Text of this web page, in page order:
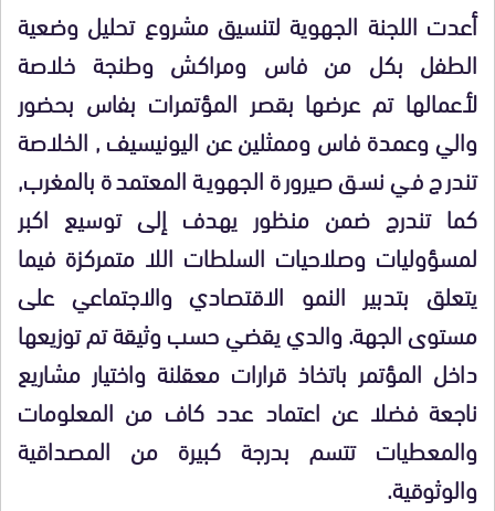
أعدت اللجنة الجهوية لتنسيق مشروع تحليل وضعية
الطفل بكل من فاس ومراكش وطنجة خلاصة
لأعمالها تم عرضها بقصر المؤتمرات بفاس بحضور
والي وعمدة فاس وممثلين عن اليونيسيف , الخلاصة
تندرج في نسق صيرورة الجهوية المعتمدة بالمغرب,
كما تندرج ضمن منظور يهدف إلى توسيع اكبر
لمسؤوليات وصلاحيات السلطات اللا متمركزة فيما
يتعلق بتدبير النمو الاقتصادي والاجتماعي على
مستوى الجهة. والدي يقضي حسب وثيقة تم توزيعها
داخل المؤتمر باتخاذ قرارات معقلنة واختيار مشاريع
ناجعة فضلا عن اعتماد عدد كاف من المعلومات
والمعطيات تتسم بدرجة كبيرة من المصداقية
والوثوقية.